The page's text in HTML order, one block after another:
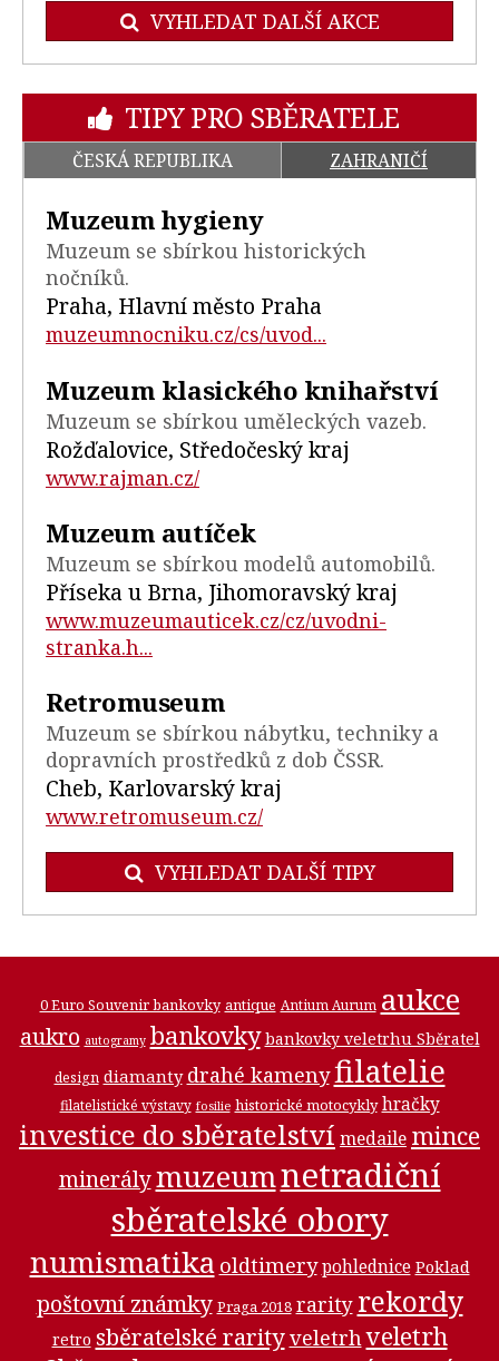
VYHLEDAT DALŠÍ AKCE
TIPY PRO SBĚRATELE
ČESKÁ REPUBLIKA ZAHRANIČÍ
Muzeum hygieny
Muzeum se sbírkou historických
nočníků.
Praha, Hlavní město Praha
muzeumnocniku.cz/cs/uvod...
Muzeum klasického knihařství
Muzeum se sbírkou uměleckých vazeb.
Rožďalovice, Středočeský kraj
www.rajman.cz/
Muzeum autíček
Muzeum se sbírkou modelů automobilů.
Příseka u Brna, Jihomoravský kraj
www.muzeumauticek.cz/cz/uvodni-
stranka.h...
Retromuseum
Muzeum se sbírkou nábytku, techniky a
dopravních prostředků z dob ČSSR.
Cheb, Karlovarský kraj
www.retromuseum.cz/
VYHLEDAT DALŠÍ TIPY
0 Euro Souvenir bankovky antique Antium Aurum aukce
aukro autogramy bankovky bankovky veletrhu Sběratel
design diamanty drahé kamenyfilatelie
filatelistické výstavy fosilie historické motocykly hračky
investice do sběratelství medaile mince
minerálymuzeumnetradiční
sběratelské obory
numismatika oldtimery pohlednice Poklad
poštovní známky Praga 2018 rarity rekordy
retro sběratelské rarityveletrhveletrh